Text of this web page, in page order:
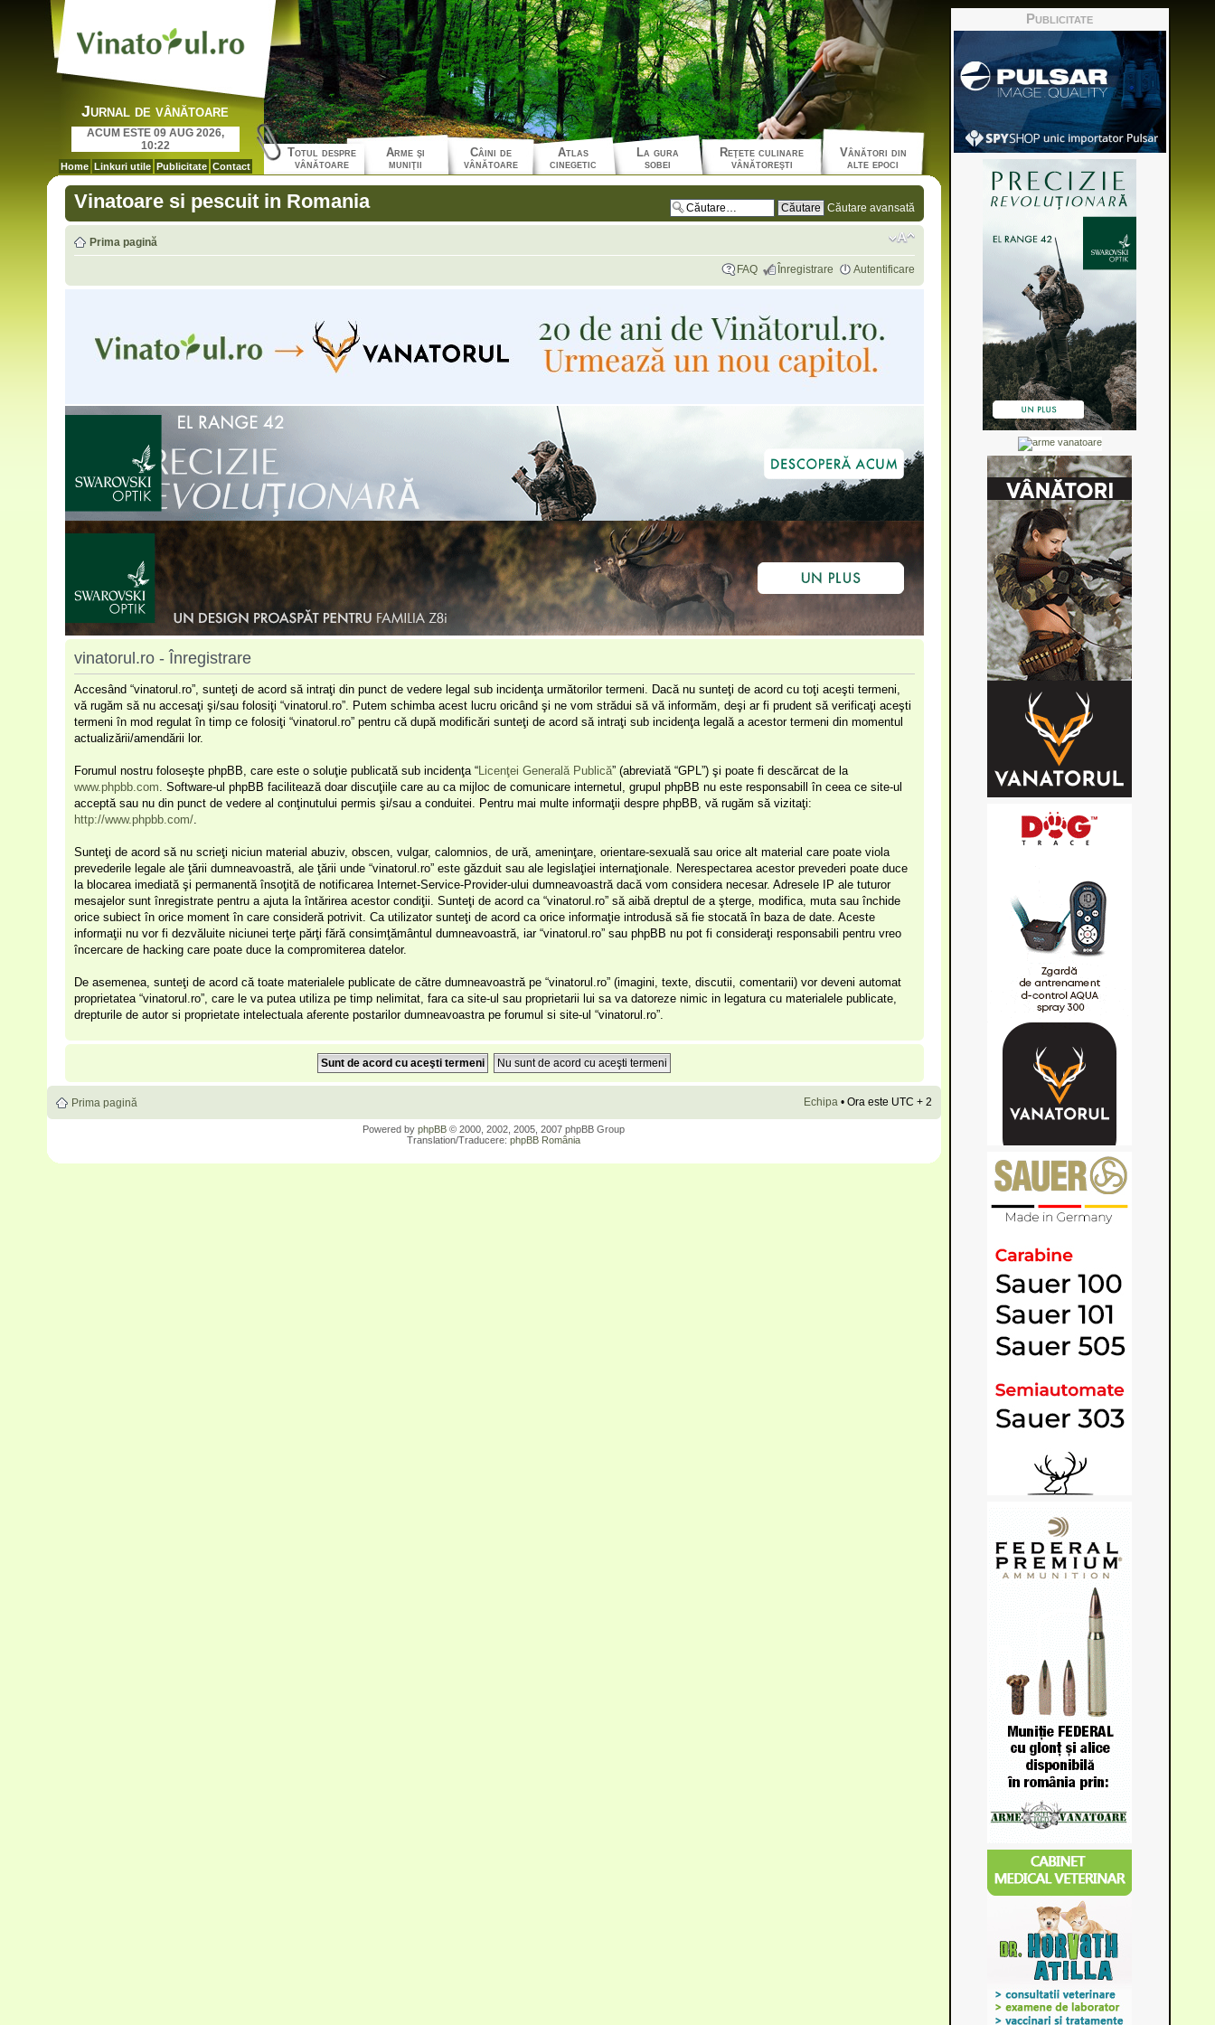
Jurnal de vânătoare
ACUM ESTE 09 AUG 2026,
10:22
Home Linkuri utile Publicitate Contact
Totul despre
vânătoare
Arme şi
muniţii
Câini de
vânătoare
Atlas
cinegetic
La gura
sobei
Reţete culinare
vânătoreşti
Vânători din
alte epoci
Vinatoare si pescuit in Romania Căutare avansată
Prima pagină
FAQ Înregistrare Autentificare
vinatorul.ro - Înregistrare
Accesând “vinatorul.ro”, sunteţi de acord să intraţi din punct de vedere legal sub incidenţa următorilor termeni. Dacă nu sunteţi de acord cu toţi aceşti termeni,
vă rugăm să nu accesaţi şi/sau folosiţi “vinatorul.ro”. Putem schimba acest lucru oricând şi ne vom strădui să vă informăm, deşi ar fi prudent să verificaţi aceşti
termeni în mod regulat în timp ce folosiţi “vinatorul.ro” pentru că după modificări sunteţi de acord să intraţi sub incidenţa legală a acestor termeni din momentul
actualizării/amendării lor.
Forumul nostru foloseşte phpBB, care este o soluţie publicată sub incidenţa “Licenţei Generală Publică” (abreviată “GPL”) şi poate fi descărcat de la
www.phpbb.com. Software-ul phpBB facilitează doar discuţiile care au ca mijloc de comunicare internetul, grupul phpBB nu este responsabill în ceea ce site-ul
acceptă sau nu din punct de vedere al conţinutului permis şi/sau a conduitei. Pentru mai multe informaţii despre phpBB, vă rugăm să vizitaţi:
http://www.phpbb.com/.
Sunteţi de acord să nu scrieţi niciun material abuziv, obscen, vulgar, calomnios, de ură, ameninţare, orientare-sexuală sau orice alt material care poate viola
prevederile legale ale ţării dumneavoastră, ale ţării unde “vinatorul.ro” este găzduit sau ale legislaţiei internaţionale. Nerespectarea acestor prevederi poate duce
la blocarea imediată şi permanentă însoţită de notificarea Internet-Service-Provider-ului dumneavoastră dacă vom considera necesar. Adresele IP ale tuturor
mesajelor sunt înregistrate pentru a ajuta la întărirea acestor condiţii. Sunteţi de acord ca “vinatorul.ro” să aibă dreptul de a şterge, modifica, muta sau închide
orice subiect în orice moment în care consideră potrivit. Ca utilizator sunteţi de acord ca orice informaţie introdusă să fie stocată în baza de date. Aceste
informaţii nu vor fi dezvăluite niciunei terţe părţi fără consimţământul dumneavoastră, iar “vinatorul.ro” sau phpBB nu pot fi consideraţi responsabili pentru vreo
încercare de hacking care poate duce la compromiterea datelor.
De asemenea, sunteţi de acord că toate materialele publicate de către dumneavoastră pe “vinatorul.ro” (imagini, texte, discutii, comentarii) vor deveni automat
proprietatea “vinatorul.ro”, care le va putea utiliza pe timp nelimitat, fara ca site-ul sau proprietarii lui sa va datoreze nimic in legatura cu materialele publicate,
drepturile de autor si proprietate intelectuala aferente postarilor dumneavoastra pe forumul si site-ul “vinatorul.ro”.
Prima pagină Echipa • Ora este UTC + 2
Powered by phpBB © 2000, 2002, 2005, 2007 phpBB Group
Translation/Traducere: phpBB România
Publicitate